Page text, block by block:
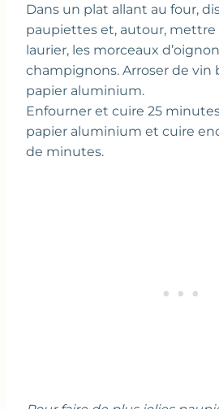
Dans un plat allant au four,
paupiettes et, autour, mettre
laurier, les morceaux
champignons. Arroser de vin
papier aluminium.
Enfourner et cuire 25
papier aluminium et cuire
de minutes.